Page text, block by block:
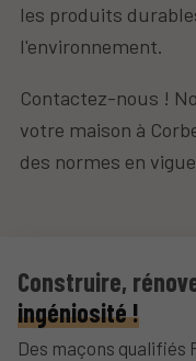
les produits
l'environnement.
Contactez-nous !
votre maison à
des normes en
Construire,
ingéniosité !
Des maçons qualifiés